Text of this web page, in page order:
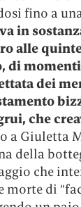
fino a
in
alle
di momenti
dei
che
a Giuletta
della
che
di